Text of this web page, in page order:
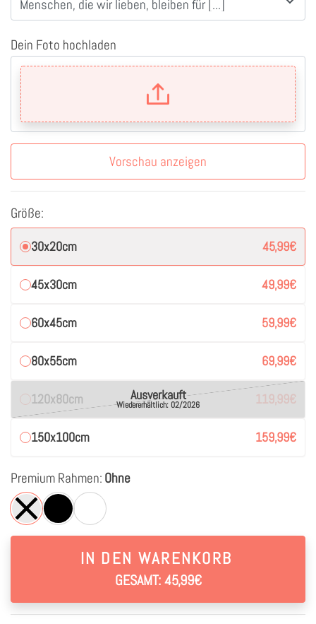
Dein Foto hochladen
Vorschau anzeigen
Größe:
30x20cm 45,99€
45x30cm 49,99€
60x45cm 59,99€
80x55cm 69,99€
120x80cm Ausverkauft
Wiedererhältlich: 02/2026 119,99€
150x100cm 159,99€
Premium Rahmen: Ohne
IN DEN WARENKORB
GESAMT: 45,99€